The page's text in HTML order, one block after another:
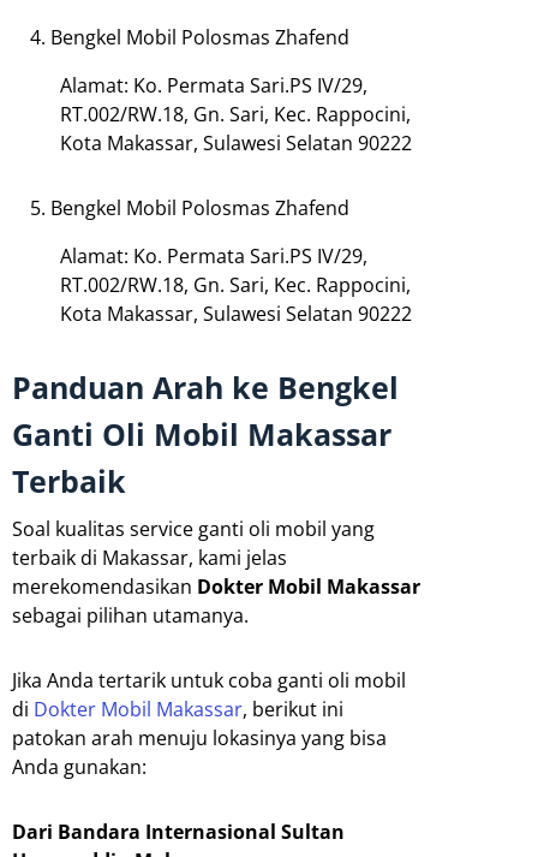
Bengkel Mobil Polosmas Zhafend
Alamat: Ko. Permata Sari.PS IV/29,
RT.002/RW.18, Gn. Sari, Kec. Rappocini,
Kota Makassar, Sulawesi Selatan 90222
Bengkel Mobil Polosmas Zhafend
Alamat: Ko. Permata Sari.PS IV/29,
RT.002/RW.18, Gn. Sari, Kec. Rappocini,
Kota Makassar, Sulawesi Selatan 90222
Panduan Arah ke Bengkel
Ganti Oli Mobil Makassar
Terbaik
Soal kualitas service ganti oli mobil yang
terbaik di Makassar, kami jelas
merekomendasikan Dokter Mobil Makassar
sebagai pilihan utamanya.
Jika Anda tertarik untuk coba ganti oli mobil
di Dokter Mobil Makassar, berikut ini
patokan arah menuju lokasinya yang bisa
Anda gunakan:
Dari Bandara Internasional Sultan